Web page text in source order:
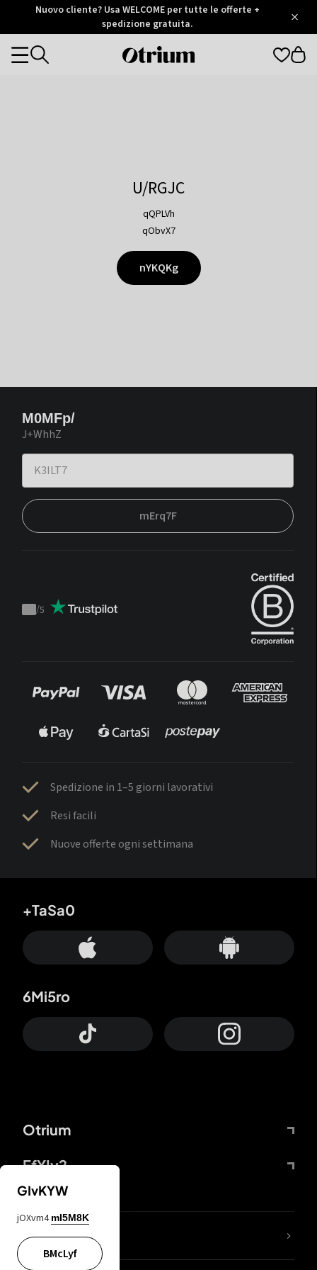
Otrium
Trustpilot
Nuovo cliente? Usa WELCOME per tutte le offerte +
spedizione gratuita.
Otrium
Categories
U/RGJC
qQPLVh
qObvX7
nYKQKg
M0MFp/
J+WhhZ
mErq7F
Trustpilot
/5
Spedizione in 1–5 giorni lavorativi
Resi facili
Nuove offerte ogni settimana
Otrium
FfYIy2
+TaSa0
6Mi5ro
Lj7sBL
GIvKYW
jOXvm4 mI5M8K
BMcLyf